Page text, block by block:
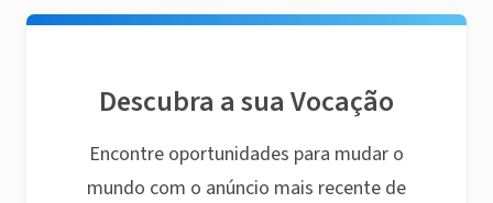
Descubra a sua Vocação
Encontre oportunidades para mudar o
mundo com o anúncio mais recente de